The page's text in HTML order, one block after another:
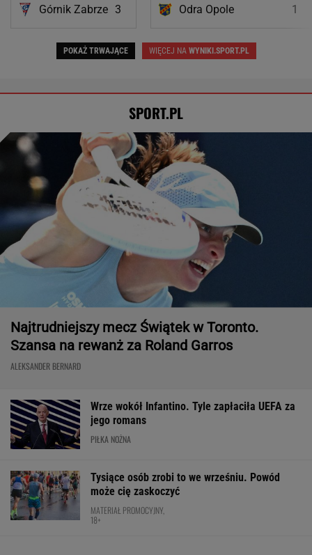
Górnik Zabrze 3
Odra Opole
1
POKAŻ TRWAJĄCE WIĘCEJ NA WYNIKI.SPORT.PL
SPORT.PL
Najtrudniejszy mecz Świątek w Toronto.
Szansa na rewanż za Roland Garros
ALEKSANDER BERNARD
Wrze wokół Infantino. Tyle zapłaciła UEFA za
jego romans
PIŁKA NOŻNA
Tysiące osób zrobi to we wrześniu. Powód
może cię zaskoczyć
MATERIAŁ PROMOCYJNY,
18+